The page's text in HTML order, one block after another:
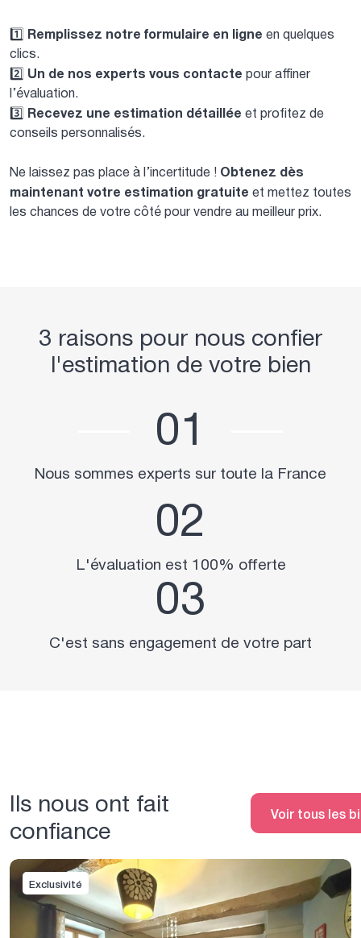
1️⃣ Remplissez notre formulaire en ligne en quelques
clics.
2️⃣ Un de nos experts vous contacte pour affiner
l’évaluation.
3️⃣ Recevez une estimation détaillée et profitez de
conseils personnalisés.
Ne laissez pas place à l’incertitude ! Obtenez dès
maintenant votre estimation gratuite et mettez toutes
les chances de votre côté pour vendre au meilleur prix.
3 raisons pour nous confier
l'estimation de votre bien
01
Nous sommes experts sur toute la France
02
L'évaluation est 100% offerte
03
C'est sans engagement de votre part
Ils nous ont fait
confiance
Voir tous les
Exclusivité